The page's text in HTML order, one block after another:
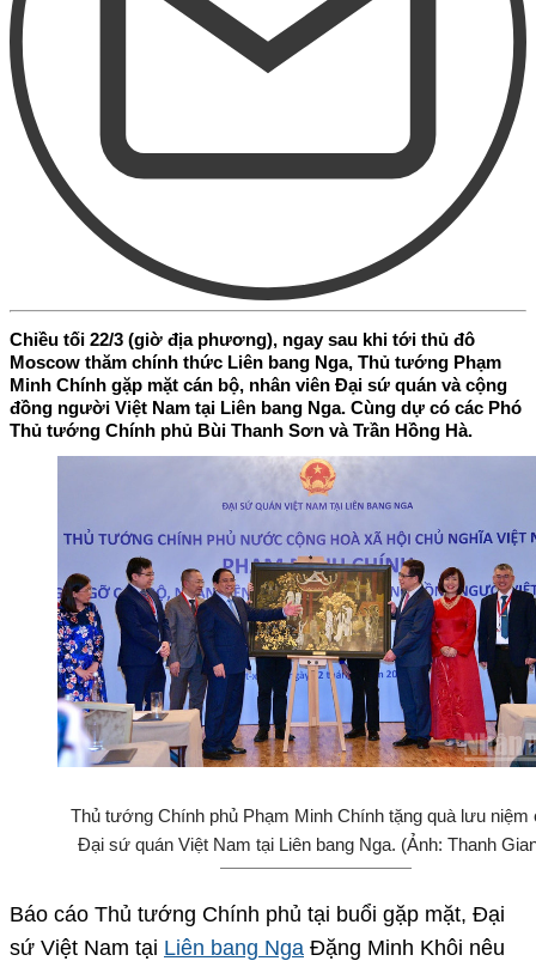
Chiều tối 22/3 (giờ địa phương), ngay sau khi tới thủ đô
Moscow thăm chính thức Liên bang Nga, Thủ tướng Phạm
Minh Chính gặp mặt cán bộ, nhân viên Đại sứ quán và cộng
đồng người Việt Nam tại Liên bang Nga. Cùng dự có các Phó
Thủ tướng Chính phủ Bùi Thanh Sơn và Trần Hồng Hà.
Thủ tướng Chính phủ Phạm Minh Chính tặng quà lưu niệm
Đại sứ quán Việt Nam tại Liên bang Nga. (Ảnh: Thanh
Báo cáo Thủ tướng Chính phủ tại buổi gặp mặt, Đại
sứ Việt Nam tại Liên bang Nga Đặng Minh Khôi nêu